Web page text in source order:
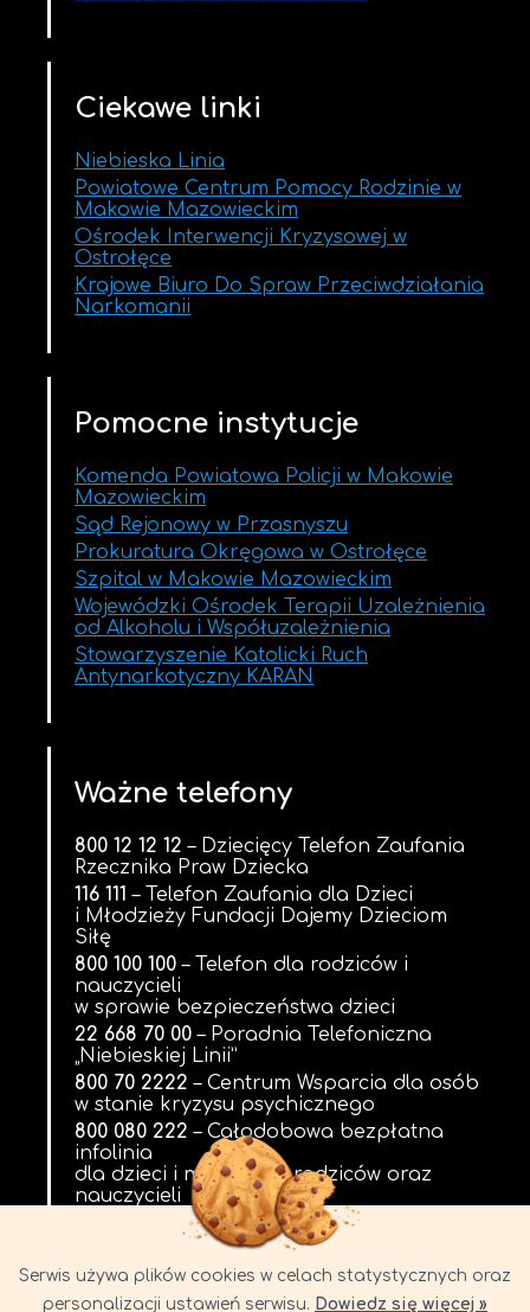
Ciekawe linki
Niebieska Linia
Powiatowe Centrum Pomocy Rodzinie w
Makowie Mazowieckim
Ośrodek Interwencji Kryzysowej w
Ostrołęce
Krajowe Biuro Do Spraw Przeciwdziałania
Narkomanii
Pomocne instytucje
Komenda Powiatowa Policji w Makowie
Mazowieckim
Sąd Rejonowy w Przasnyszu
Prokuratura Okręgowa w Ostrołęce
Szpital w Makowie Mazowieckim
Wojewódzki Ośrodek Terapii Uzależnienia
od Alkoholu i Współuzależnienia
Stowarzyszenie Katolicki Ruch
Antynarkotyczny KARAN
Ważne telefony
800 12 12 12 – Dziecięcy Telefon Zaufania
Rzecznika Praw Dziecka
116 111– Telefon Zaufania dla Dzieci
i Młodzieży Fundacji Dajemy Dzieciom
Siłę
800 100 100 – Telefon dla rodziców i
nauczycieli
w sprawie bezpieczeństwa dzieci
22 668 70 00 – Poradnia Telefoniczna
„Niebieskiej Linii”
800 70 2222 – Centrum Wsparcia dla osób
w stanie kryzysu psychicznego
800 080 222 – Całodobowa bezpłatna
infolinia
dla dzieci i młodzieży, rodziców oraz
nauczycieli
Serwis używa plików cookies w celach statystycznych oraz
personalizacji ustawień serwisu. Dowiedz się więcej »